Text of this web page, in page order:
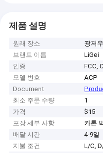
제품 설명
원래 장소
광저
브랜드 이름
LiGei
인증
FCC,
모델 번호
ACP
Document
최소 주문 수량
1
가격
$15
포장 세부 사항
카톤
배달 시간
4-9일
지불 조건
L/C,